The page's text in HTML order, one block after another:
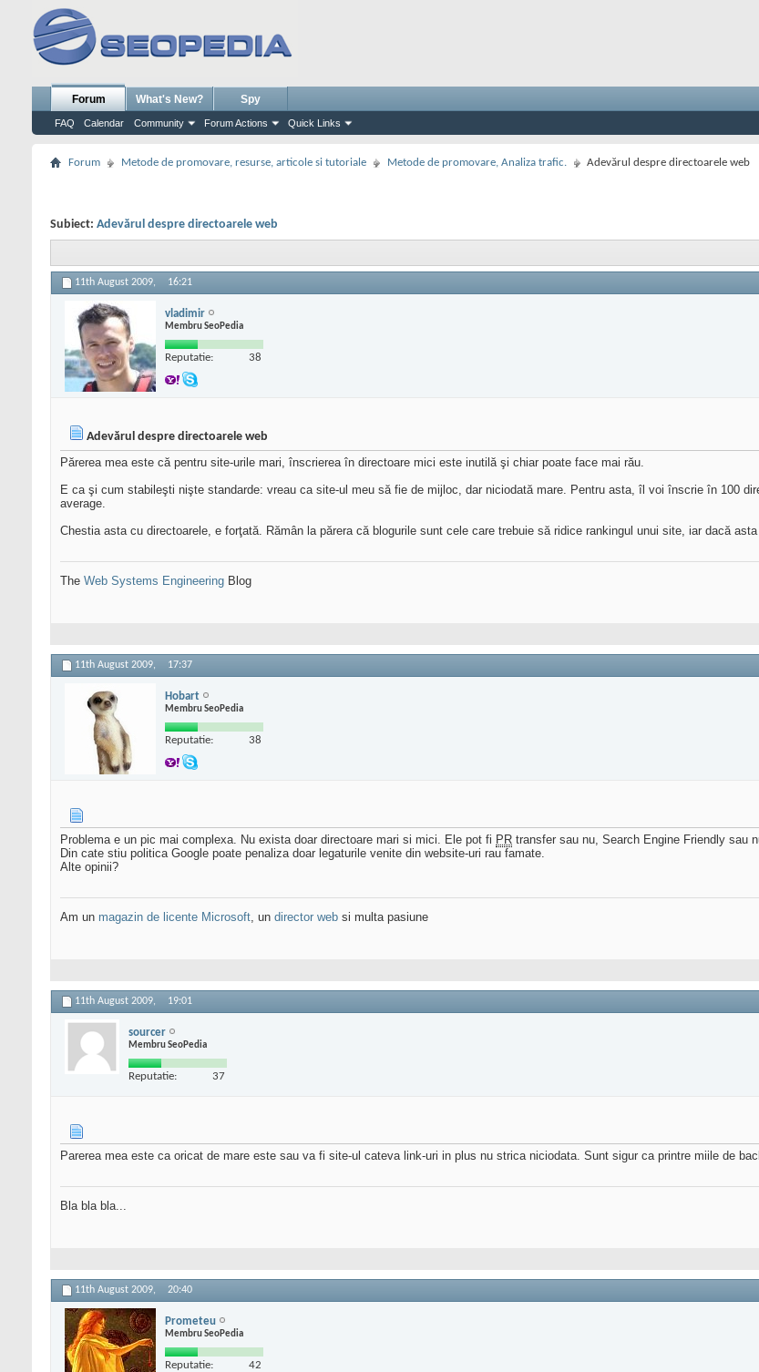
Forum
FAQ Calendar Community Forum Actions Quick Links
What's New? Spy
Forum Metode de promovare, resurse, articole si tutoriale Metode de promovare, Analiza trafic. Adevărul despre directoarele web
Subiect: Adevărul despre directoarele web
11th August 2009, 16:21
vladimir
Membru SeoPedia
Reputatie: 38
Adevărul despre directoarele web
Părerea mea este că pentru site-urile mari, înscrierea în directoare mici este inutilă şi chiar poate face mai rău.
E ca şi cum stabileşti nişte standarde: vreau ca site-ul meu să fie de mijloc, dar niciodată mare. Pentru asta, îl voi înscrie în 100
average.
Chestia asta cu directoarele, e forţată. Rămân la părera că blogurile sunt cele care trebuie să ridice rankingul unui site, iar dacă
The Web Systems Engineering Blog
11th August 2009, 17:37
Hobart
Membru SeoPedia
Reputatie: 38
Problema e un pic mai complexa. Nu exista doar directoare mari si mici. Ele pot fi PR transfer sau nu, Search Engine Friendly sau
Din cate stiu politica Google poate penaliza doar legaturile venite din website-uri rau famate.
Alte opinii?
Am un magazin de licente Microsoft, un director web si multa pasiune
11th August 2009, 19:01
sourcer
Membru SeoPedia
Reputatie: 37
Parerea mea este ca oricat de mare este sau va fi site-ul cateva link-uri in plus nu strica niciodata. Sunt sigur ca printre miile de
Bla bla bla...
11th August 2009, 20:40
Prometeu
Membru SeoPedia
Reputatie: 42